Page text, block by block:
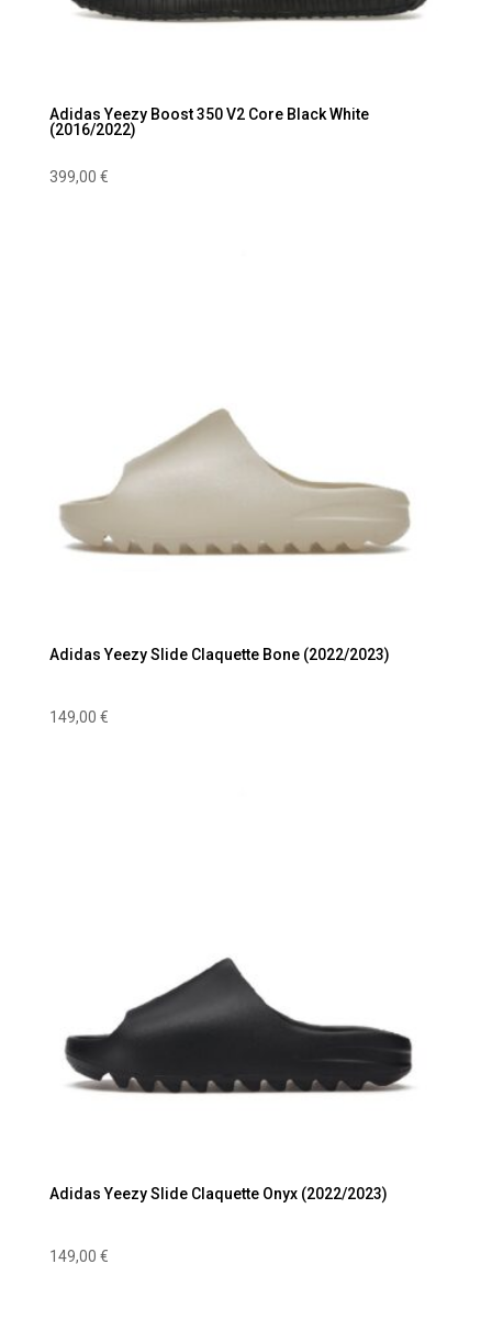
Adidas Yeezy Boost 350 V2 Core Black White
(2016/2022)
399,00 €
Adidas Yeezy Slide Claquette Bone (2022/2023)
149,00 €
Adidas Yeezy Slide Claquette Onyx (2022/2023)
149,00 €